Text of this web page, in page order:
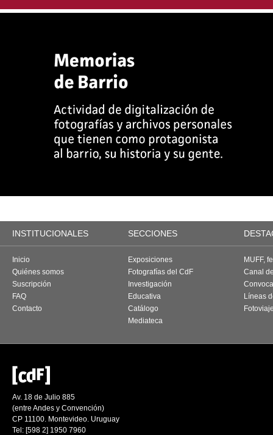
INSTITUCIONALES SECCIONES
Inicio
Quiénes somos
Suscripción
FAQ
Contacto
Exposiciones
Fotografías del CdF
Investigación
Educativa
Catálogo
Mediateca
MUFF,
Canal
Líneas
Av. 18 de Julio 885
(entre Andes y Convención)
CP 11100. Montevideo. Uruguay
Tel: [598 2] 1950 7960